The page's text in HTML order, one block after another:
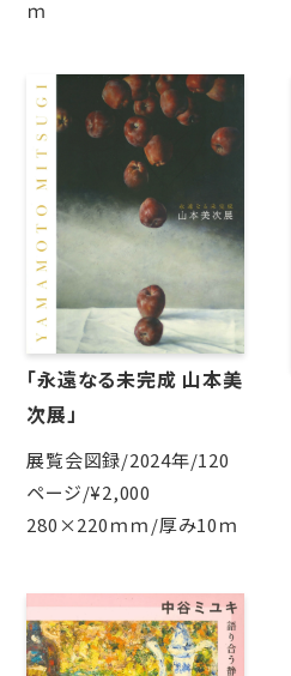
ｍ
「永遠なる未完成 山本美
次展」
展覧会図録/2024年/120
ページ/¥2,000
280×220ｍｍ/厚み10ｍ